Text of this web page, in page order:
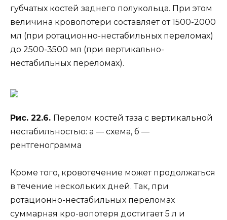
губчатых костей заднего полукольца. При этом
величина кровопотери составляет от 1500-2000
мл (при ротационно-нестабильных переломах)
до 2500-3500 мл (при вертикально-
нестабильных переломах).
Рис. 22.6. Перелом костей таза с вертикальной
нестабильностью: а — схема, б —
рентгенограмма
Кроме того, кровотечение может продолжаться
в течение нескольких дней. Так, при
ротационно-нестабильных переломах
суммарная кро-вопотеря достигает 5 л и